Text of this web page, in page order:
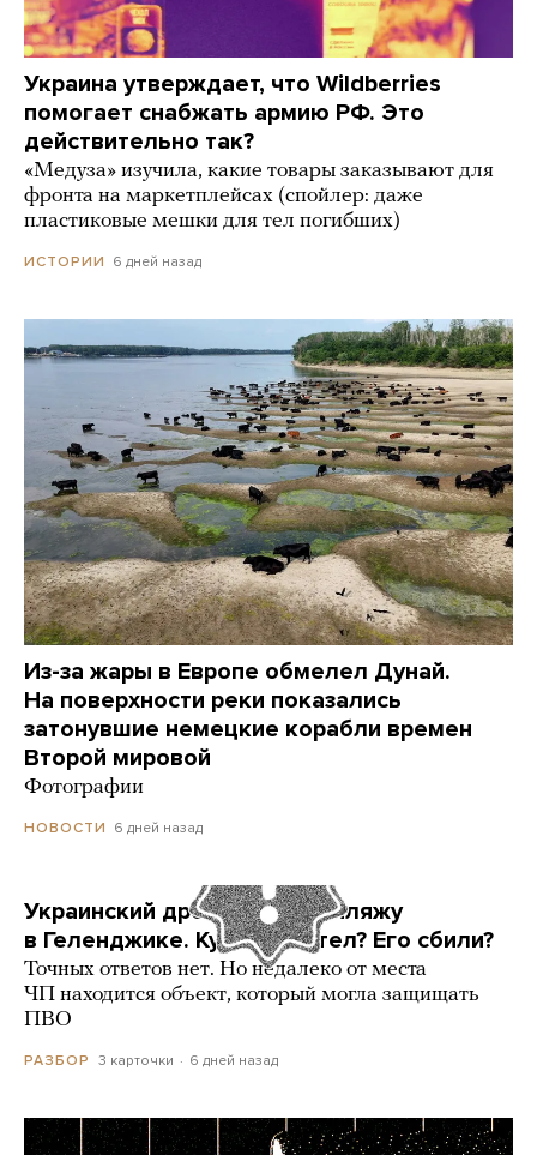
Украина утверждает, что Wildberries
помогает снабжать армию РФ. Это
действительно так?
«Медуза» изучила, какие товары заказывают для
фронта на маркетплейсах (спойлер: даже
пластиковые мешки для тел погибших)
ИСТОРИИ 6 дней назад
Из-за жары в Европе обмелел Дунай.
На поверхности реки показались
затонувшие немецкие корабли времен
Второй мировой
Фотографии
НОВОСТИ 6 дней назад
Украинский дрон попал по пляжу
в Геленджике. Куда он летел? Его сбили?
Точных ответов нет. Но недалеко от места
ЧП находится объект, который могла защищать
ПВО
РАЗБОР 3 карточки 6 дней назад